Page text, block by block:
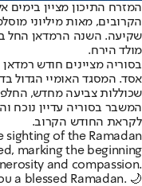
המזרח התיכון מציין בימים
הקרובים, מאות מיליוני
שקיעה. השנה הרמדאן החל
מולד הירח.
בסוריה מציינים חודש
אסד. המסגד האומיי הגדול
שכוללות צביעה מחדש,
המשבר בסוריה עדיין נוכח
לקראת החודש הקרוב.
of the Ramadan
marking the beginning
and compassion.
a blessed Ramadan. 🌙